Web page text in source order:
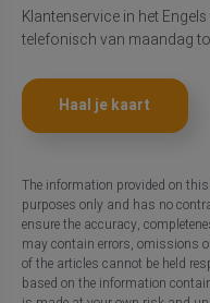
Klantenservice in het
telefonisch van maandag
Haal je kaart
The information provided on
purposes only and has no
ensure the accuracy,
may contain errors, omissions
of the articles cannot be held
based on the information